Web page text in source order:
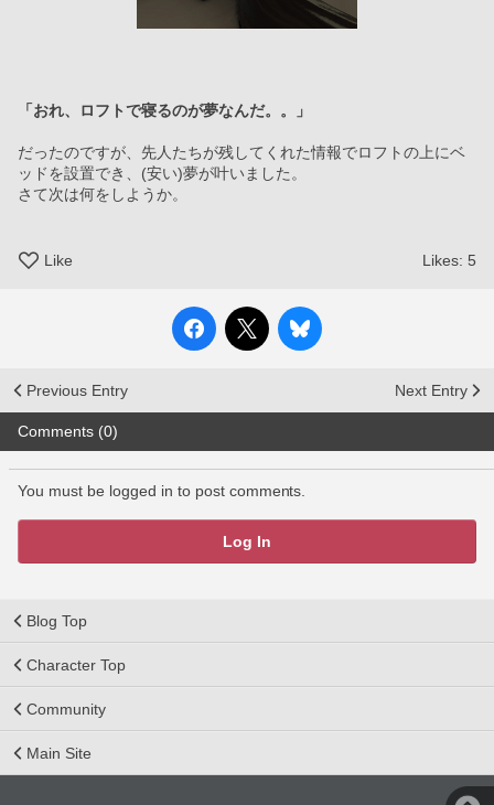
「おれ、ロフトで寝るのが夢なんだ。。」
だったのですが、先人たちが残してくれた情報でロフトの上にベ
ッドを設置でき、(安い)夢が叶いました。
さて次は何をしようか。
Like Likes: 5
Previous Entry Next Entry
Comments (0)
You must be logged in to post comments.
Log In
Blog Top
Character Top
Community
Main Site